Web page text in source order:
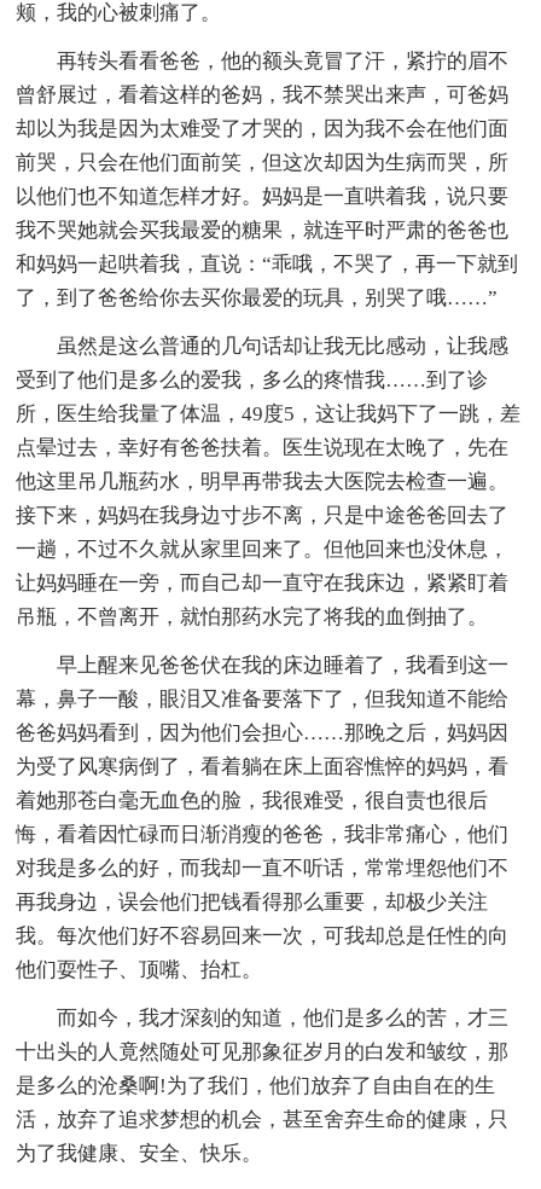
颊，我的心被刺痛了。
再转头看看爸爸，他的额头竟冒了汗，紧拧的眉不
曾舒展过，看着这样的爸妈，我不禁哭出来声，可爸妈
却以为我是因为太难受了才哭的，因为我不会在他们面
前哭，只会在他们面前笑，但这次却因为生病而哭，所
以他们也不知道怎样才好。妈妈是一直哄着我，说只要
我不哭她就会买我最爱的糖果，就连平时严肃的爸爸也
和妈妈一起哄着我，直说：“乖哦，不哭了，再一下就到
了，到了爸爸给你去买你最爱的玩具，别哭了哦……”
虽然是这么普通的几句话却让我无比感动，让我感
受到了他们是多么的爱我，多么的疼惜我……到了诊
所，医生给我量了体温，49度5，这让我妈下了一跳，差
点晕过去，幸好有爸爸扶着。医生说现在太晚了，先在
他这里吊几瓶药水，明早再带我去大医院去检查一遍。
接下来，妈妈在我身边寸步不离，只是中途爸爸回去了
一趟，不过不久就从家里回来了。但他回来也没休息，
让妈妈睡在一旁，而自己却一直守在我床边，紧紧盯着
吊瓶，不曾离开，就怕那药水完了将我的血倒抽了。
早上醒来见爸爸伏在我的床边睡着了，我看到这一
幕，鼻子一酸，眼泪又准备要落下了，但我知道不能给
爸爸妈妈看到，因为他们会担心……那晚之后，妈妈因
为受了风寒病倒了，看着躺在床上面容憔悴的妈妈，看
着她那苍白毫无血色的脸，我很难受，很自责也很后
悔，看着因忙碌而日渐消瘦的爸爸，我非常痛心，他们
对我是多么的好，而我却一直不听话，常常埋怨他们不
再我身边，误会他们把钱看得那么重要，却极少关注
我。每次他们好不容易回来一次，可我却总是任性的向
他们耍性子、顶嘴、抬杠。
而如今，我才深刻的知道，他们是多么的苦，才三
十出头的人竟然随处可见那象征岁月的白发和皱纹，那
是多么的沧桑啊!为了我们，他们放弃了自由自在的生
活，放弃了追求梦想的机会，甚至舍弃生命的健康，只
为了我健康、安全、快乐。